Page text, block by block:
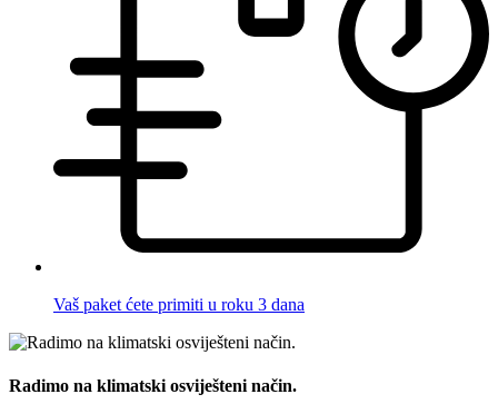
Vaš paket ćete primiti u roku 3 dana
Radimo na klimatski osviješteni način.